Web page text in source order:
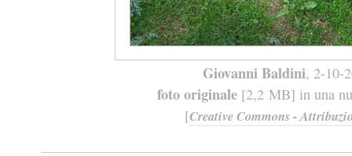
Giovanni Baldini, 2-10-
foto originale[2,2 MB] in una
[Creative Commons -